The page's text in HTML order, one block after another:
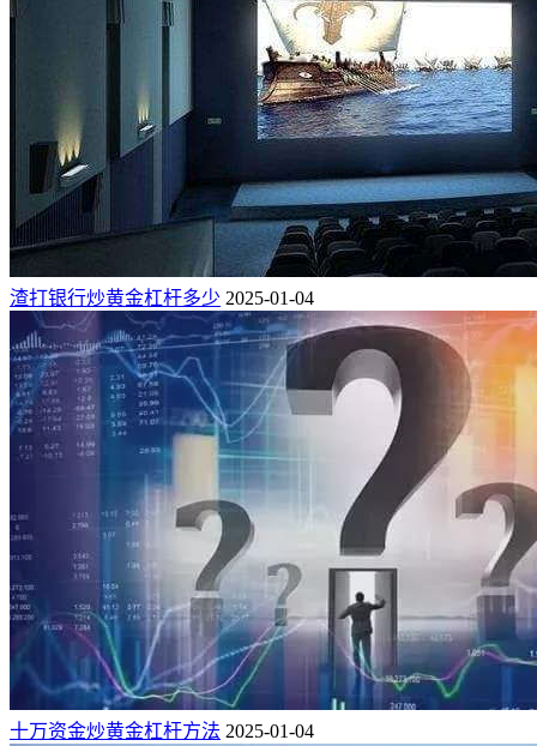
渣打银行炒黄金杠杆多少 2025-01-04
十万资金炒黄金杠杆方法 2025-01-04